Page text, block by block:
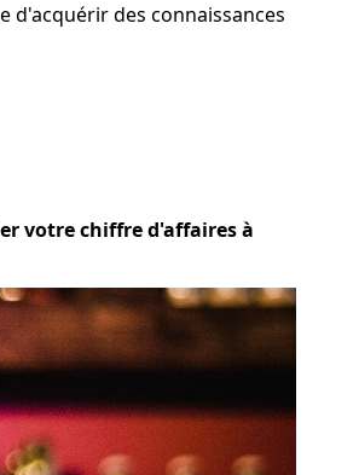
d'acquérir des connaissances
votre chiffre d'affaires à